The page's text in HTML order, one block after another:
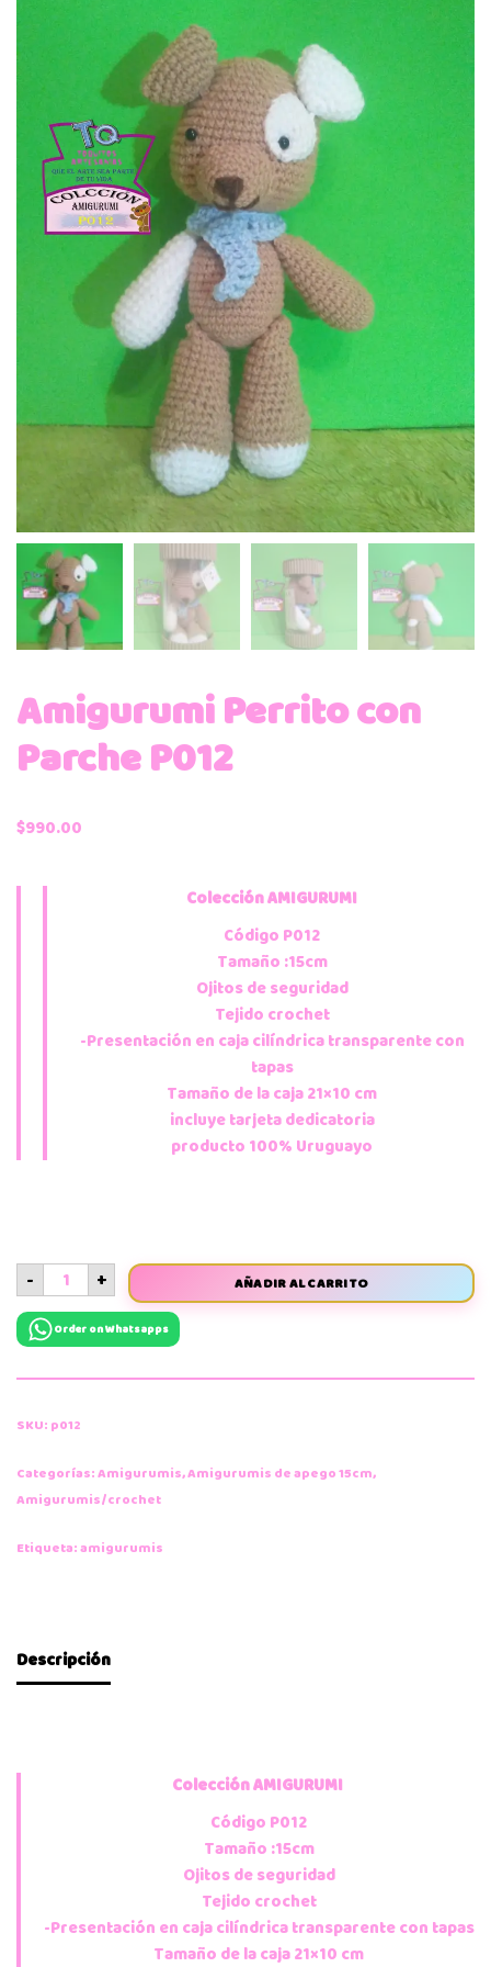
Amigurumi Perrito con
Parche P012
$990.00
Colección AMIGURUMI
Código P012
Tamaño :15cm
Ojitos de seguridad
Tejido crochet
-Presentación en caja cilíndrica transparente con
tapas
Tamaño de la caja 21×10 cm
incluye tarjeta dedicatoria
producto 100% Uruguayo
- + AÑADIR AL CARRITO
Order on Whatsapps
SKU: p012
Categorías:Amigurumis,Amigurumis de apego 15cm,
Amigurumis/crochet
Etiqueta:amigurumis
Descripción
ColecciónAMIGURUMI
Código P012
Tamaño :15cm
Ojitos de seguridad
Tejido crochet
-Presentación en caja cilíndrica transparente con tapas
Tamaño de la caja 21×10 cm